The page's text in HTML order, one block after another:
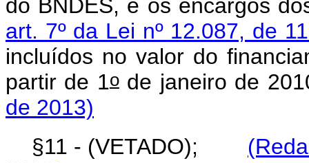
do BNDES, e os encargos
art. 7º da Lei nº 12.087, de
incluídos no valor do
partir de 1ode janeiro de
de 2013)
§11 - (VETADO);